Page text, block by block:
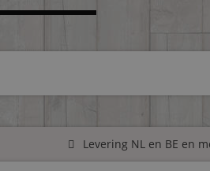
Levering NL en BE en